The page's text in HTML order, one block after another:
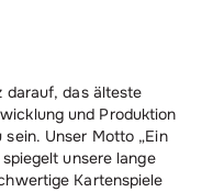
darauf, das älteste
und Produktion
Unser Motto „Ein
unsere lange
Kartenspiele